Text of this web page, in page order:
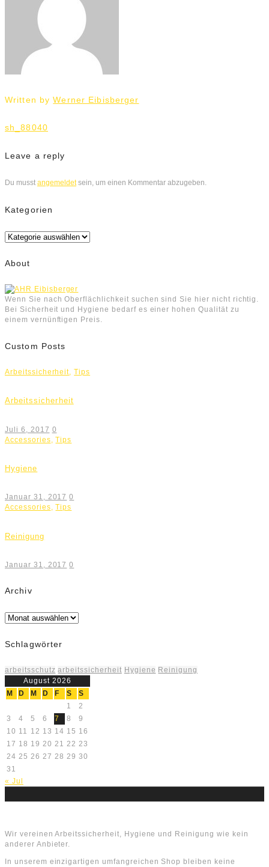
Written byWerner Eibisberger
Beitrags-
Navigation
sh_88040
Leave a reply
Du musst angemeldetsein, um einen Kommentar abzugeben.
Kategorien
Kategorien
About
Wenn Sie nach Oberflächlichkeit suchen sind Sie hier nicht richtig.
Bei Sicherheit und Hygiene bedarf es einer hohen Qualität zu
einem vernünftigen Preis.
Custom Posts
Arbeitssicherheit,Tips
Arbeitssicherheit
Juli 6, 2017 0
Accessories ,Tips
Hygiene
Januar 31, 2017 0
Accessories,Tips
Reinigung
Januar 31, 2017 0
Archiv
Archiv
Schlagwörter
arbeitsschutz arbeitssicherheit Hygiene Reinigung
August 2026
M
D M D F S
S
1
2
3
4 5 6 7 8
9
10 11 12 13 14 15 16
17 18 19 20 21 22 23
24 25 26 27 28 29 30
31
« Jul
Wir vereinen Arbeitssicherheit, Hygiene und Reinigung wie kein
anderer Anbieter.
In unserem einzigartigen umfangreichen Shop bleiben keine